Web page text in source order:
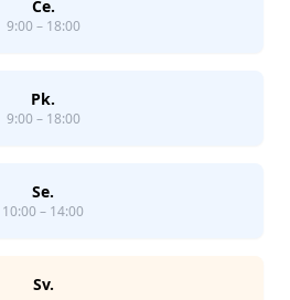
Ce.
9:00 – 18:00
Pk.
9:00 – 18:00
Se.
10:00 – 14:00
Sv.